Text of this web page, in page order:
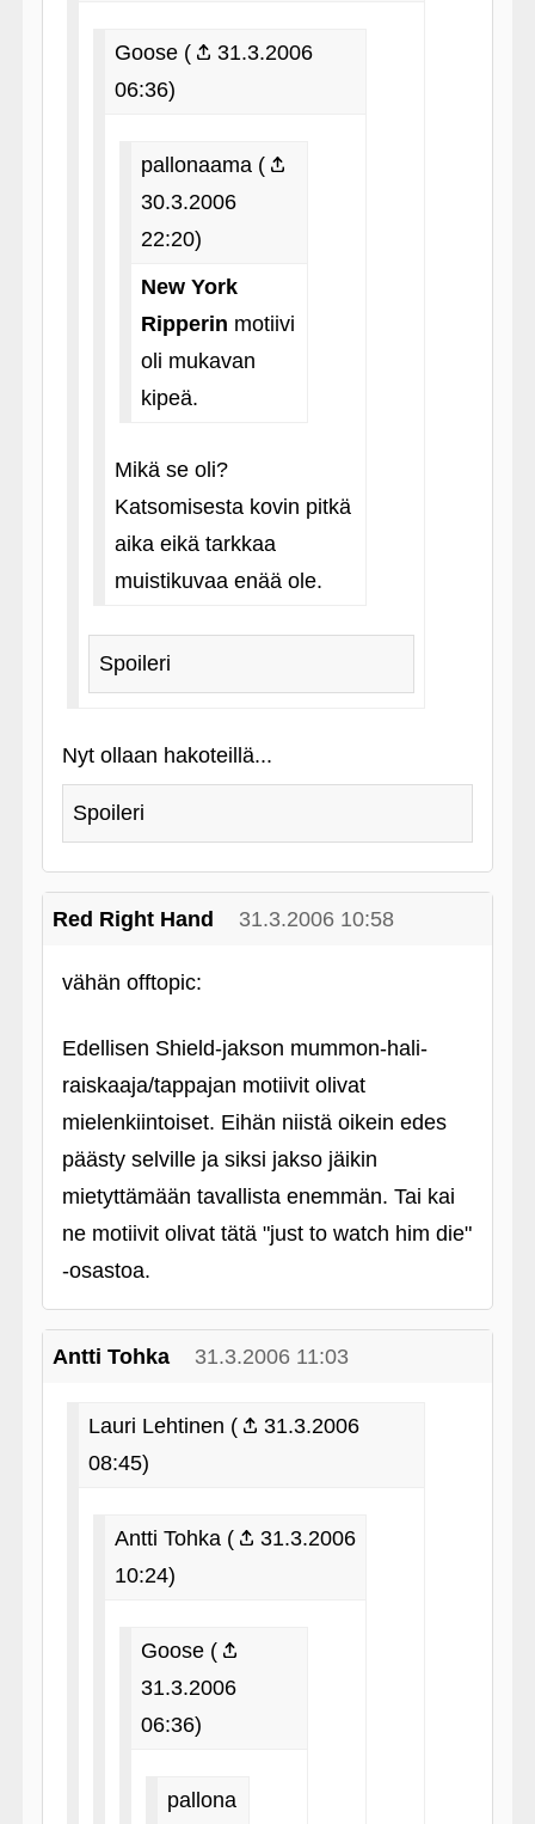
Goose (
31.3.2006
06:36)
pallonaama (
30.3.2006
22:20)
New York
Ripperin motiivi
oli mukavan
kipeä.
Mikä se oli?
Katsomisesta kovin pitkä
aika eikä tarkkaa
muistikuvaa enää ole.
Spoileri
Nyt ollaan hakoteillä...
Spoileri
Red Right Hand 31.3.2006 10:58
vähän offtopic:
Edellisen Shield-jakson mummon-hali-
raiskaaja/tappajan motiivit olivat
mielenkiintoiset. Eihän niistä oikein edes
päästy selville ja siksi jakso jäikin
mietyttämään tavallista enemmän. Tai kai
ne motiivit olivat tätä "just to watch him die"
‑osastoa.
Antti Tohka 31.3.2006 11:03
Lauri Lehtinen (
31.3.2006
08:45)
Antti Tohka (
31.3.2006
10:24)
Goose (
31.3.2006
06:36)
pallona